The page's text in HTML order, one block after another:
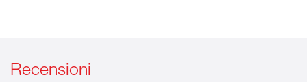
Recensioni